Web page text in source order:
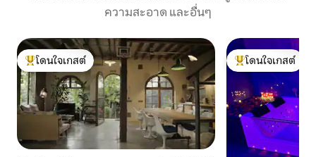
ความสะอาด และอื่นๆ
โดนใจเกสต์ที่สุด
โดนใจเกสต์
โดนใจเกสต์ที่สุด
โดนใจเกสต์